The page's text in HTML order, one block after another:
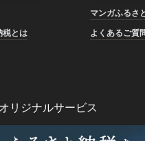
マンガふるさ
税とは
よくあるご質
リジナルサービス